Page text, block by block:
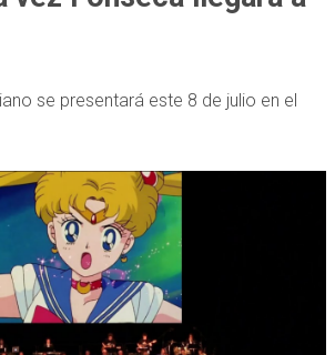
se presentará este 8 de julio en el